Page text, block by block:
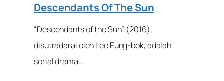
Descendants Of The Sun
“Descendants of the Sun” (2016),
disutradarai oleh Lee Eung-bok, adalah
serial drama…